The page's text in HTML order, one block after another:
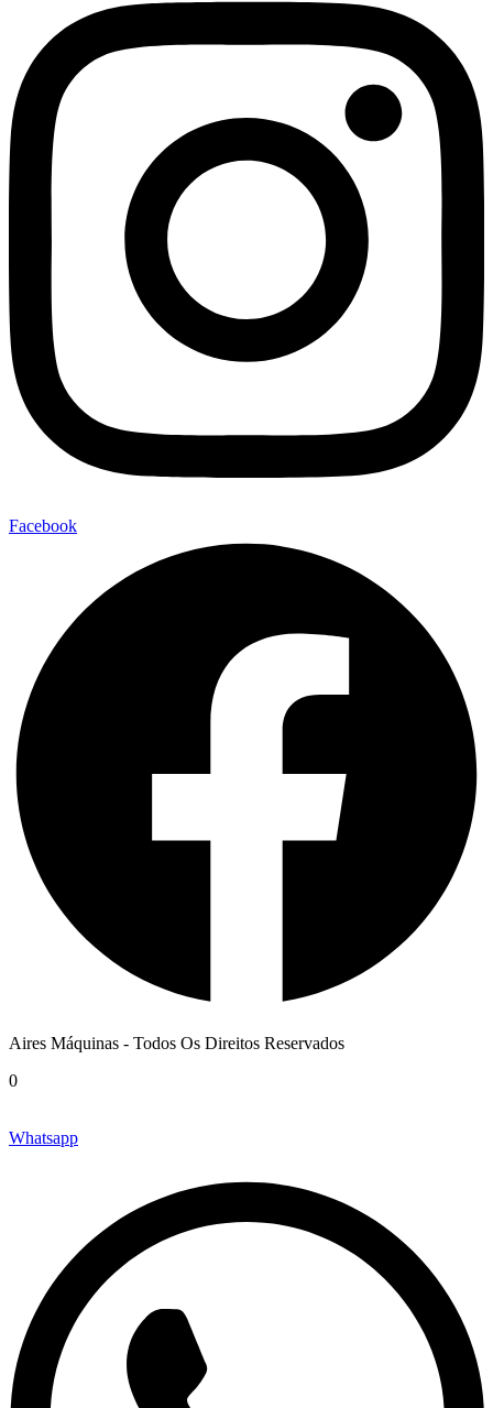
Facebook
Aires Máquinas - Todos Os Direitos Reservados
0
Whatsapp